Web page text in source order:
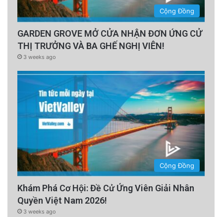
advertisement
Theo thời gian, khoảng dừng đó kéo dài hơn.
Phản ứng đó sẽ dịu đi. Và não chúng ta bắt
Cộng Đồng
GARDEN GROVE MỞ CỬA NHẬN ĐƠN ỨNG CỬ
THỊ TRƯỞNG VÀ BA GHẾ NGHỊ VIÊN!
3 weeks ago
Cộng Đồng
Khám Phá Cơ Hội: Đề Cử Ứng Viên Giải Nhân
Quyền Việt Nam 2026!
3 weeks ago